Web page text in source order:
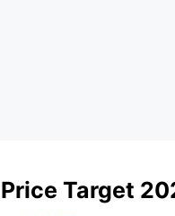
Target